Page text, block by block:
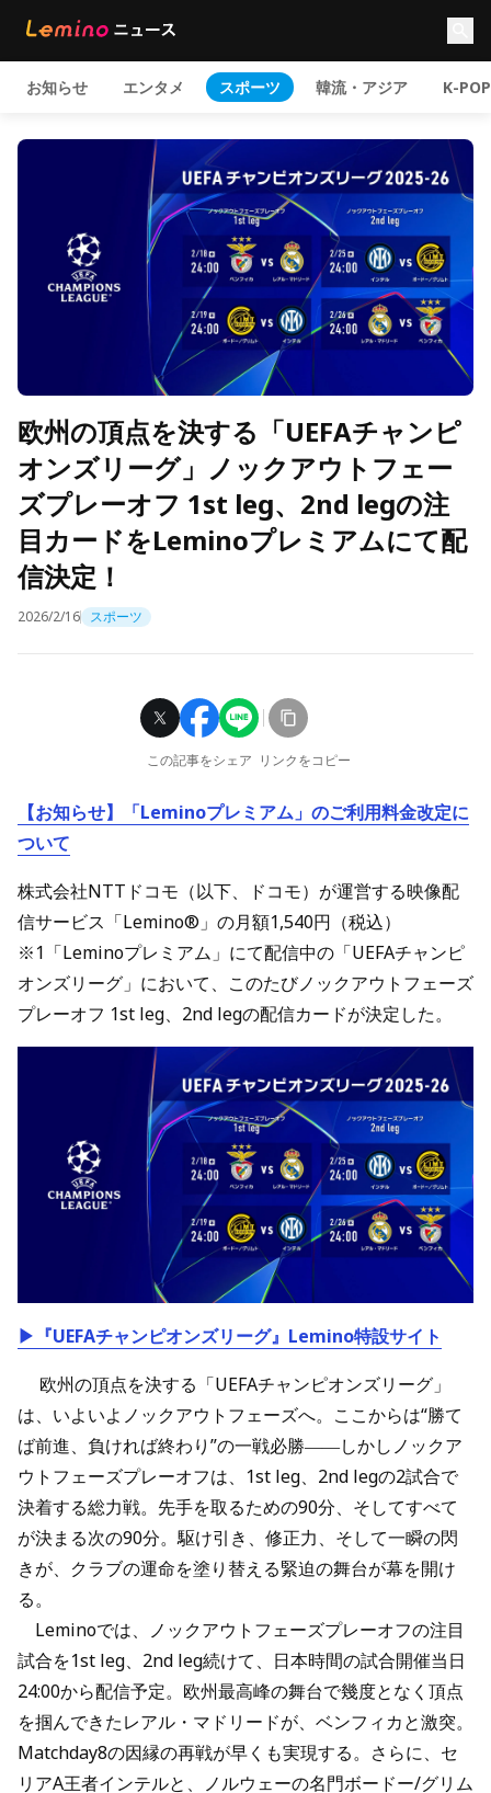
お知らせ エンタメ スポーツ 韓流・アジア K-POP
欧州の頂点を決する「UEFAチャンピ
オンズリーグ」ノックアウトフェー
ズプレーオフ 1st leg、2nd legの注
目カードをLeminoプレミアムにて配
信決定！
2026/2/16 スポーツ
この記事をシェア リンクをコピー
【お知らせ】「Leminoプレミアム」のご利用料金改定に
ついて
株式会社NTTドコモ（以下、ドコモ）が運営する映像配
信サービス「Lemino®」の月額1,540円（税込）
※1「Leminoプレミアム」にて配信中の「UEFAチャンピ
オンズリーグ」において、このたびノックアウトフェーズ
プレーオフ 1st leg、2nd legの配信カードが決定した。
▶『UEFAチャンピオンズリーグ』Lemino特設サイト
欧州の頂点を決する「UEFAチャンピオンズリーグ」
は、いよいよノックアウトフェーズへ。ここからは“勝て
ば前進、負ければ終わり”の一戦必勝――しかしノックア
ウトフェーズプレーオフは、1st leg、2nd legの2試合で
決着する総力戦。先手を取るための90分、そしてすべて
が決まる次の90分。駆け引き、修正力、そして一瞬の閃
きが、クラブの運命を塗り替える緊迫の舞台が幕を開け
る。
Leminoでは、ノックアウトフェーズプレーオフの注目
試合を1st leg、2nd leg続けて、日本時間の試合開催当日
24:00から配信予定。欧州最高峰の舞台で幾度となく頂点
を掴んできたレアル・マドリードが、ベンフィカと激突。
Matchday8の因縁の再戦が早くも実現する。さらに、セ
リアA王者インテルと、ノルウェーの名門ボードー/グリム